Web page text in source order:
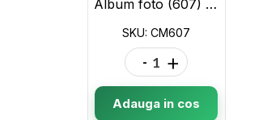
Album foto (607) CM607
SKU: CM607
- +
Adauga in cos